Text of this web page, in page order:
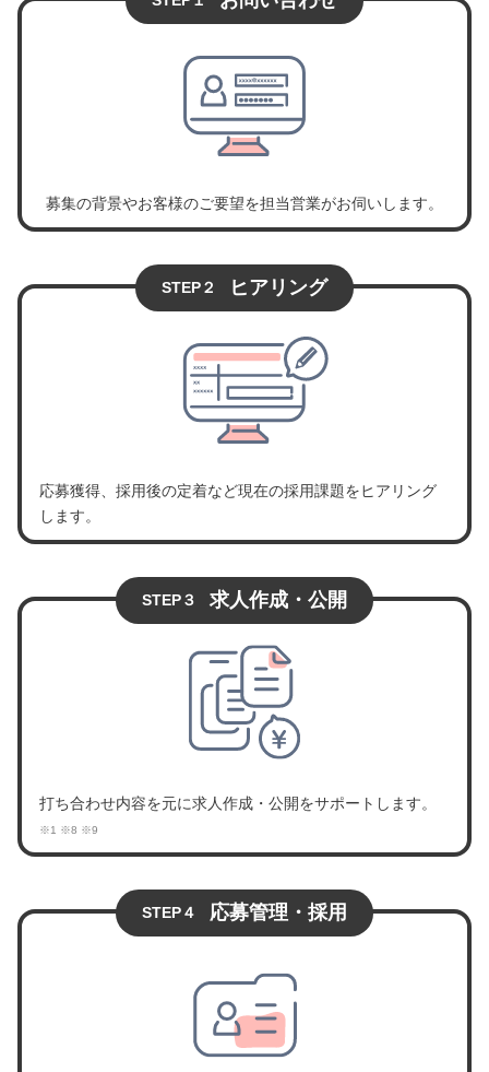
募集の背景やお客様のご要望を担当営業がお伺いします。
STEP２ ヒアリング
応募獲得、採用後の定着など現在の採用課題をヒアリング
します。
STEP３ 求人作成・公開
打ち合わせ内容を元に求人作成・公開をサポートします。
※1 ※8 ※9
STEP４ 応募管理・採用